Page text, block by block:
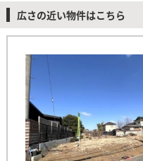
広さの近い物件はこちら